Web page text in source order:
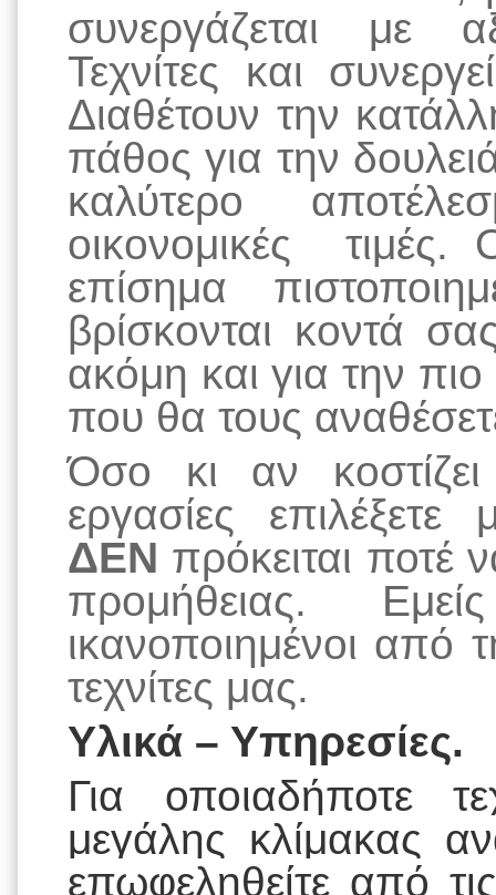
συνεργάζεται με
Τεχνίτες και
Διαθέτουν την
πάθος για την
καλύτερο
οικονομικές τιμές.
επίσημα
βρίσκονται κοντά
ακόμη και για την πιο
που θα τους
Όσο κι αν
εργασίες
ΔΕΝ πρόκειται ποτέ
προμήθειας.
ικανοποιημένοι από
τεχνίτες μας.
Υλικά – Υπηρεσίες.
Για οποιαδήποτε
μεγάλης κλίμακας
επωφεληθείτε από